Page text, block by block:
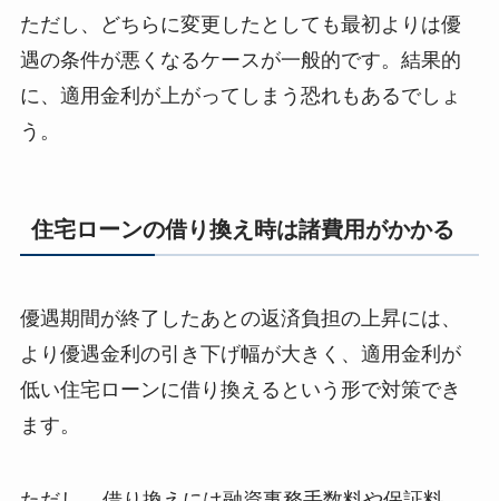
ただし、どちらに変更したとしても最初よりは優
遇の条件が悪くなるケースが一般的です。結果的
に、適用金利が上がってしまう恐れもあるでしょ
う。
住宅ローンの借り換え時は諸費用がかかる
優遇期間が終了したあとの返済負担の上昇には、
より優遇金利の引き下げ幅が大きく、適用金利が
低い住宅ローンに借り換えるという形で対策でき
ます。